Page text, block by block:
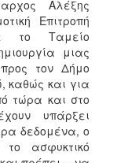
Αλέξης
Επιτροπή
το Ταμείο
μιας
τον Δήμο
καθώς και για
τώρα και στο
υπάρξει
δεδομένα, ο
ασφυκτικό